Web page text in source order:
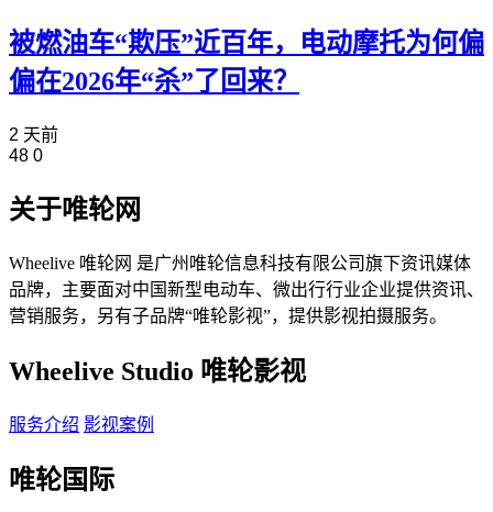
被燃油车“欺压”近百年，电动摩托为何偏
偏在2026年“杀”了回来？
2 天前
48 0
关于唯轮网
Wheelive 唯轮网 是广州唯轮信息科技有限公司旗下资讯媒体
品牌，主要面对中国新型电动车、微出行行业企业提供资讯、
营销服务，另有子品牌“唯轮影视”，提供影视拍摄服务。
Wheelive Studio 唯轮影视
服务介绍 影视案例
唯轮国际